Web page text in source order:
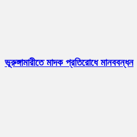
ভূরুঙ্গামারীতে মাদক প্রতিরোধে মানববন্ধন